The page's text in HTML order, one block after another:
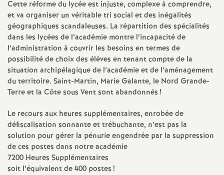
e
m
e
n
t
s
Cette réforme du lycée est injuste, complexe à comprendre,
et va organiser un véritable tri social et des inégalités
géographiques scandaleuses. La répartition des spécialités
dans les lycées de l’académie montre l’incapacité de
l’administration à couvrir les besoins en termes de
possibilité de choix des élèves en tenant compte de la
situation archipélagique de l’académie et de l’aménagement
du territoire. Saint-Martin, Marie Galante, le Nord Grande-
Terre et la Côte sous Vent sont abandonnés !
Le recours aux heures supplémentaires, enrobée de
défiscalisation sonnante et trébuchante, n’est pas la
solution pour gérer la pénurie engendrée par la suppression
de ces postes dans notre académie
7200 Heures Supplémentaires
soit l’équivalent de 400 postes !